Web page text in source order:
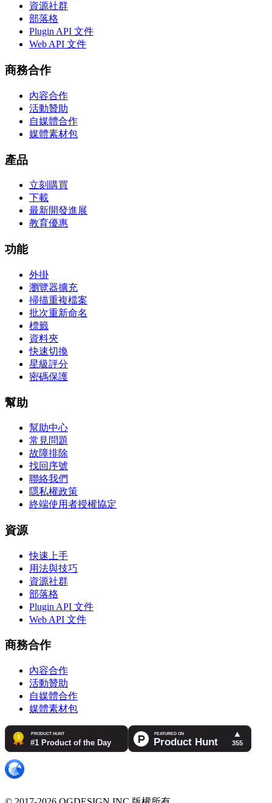
資源社群
部落格
Plugin API 文件
Web API 文件
商務合作
內容合作
活動贊助
自媒體合作
媒體素材包
產品
立刻購買
下載
最新開發進展
教育優惠
功能
外掛
瀏覽器擴充
掃描重複檔案
批次重新命名
標籤
資料夾
快速切換
星級評分
密碼保護
幫助
幫助中心
常見問題
故障排除
找回序號
聯絡我們
隱私權政策
終端使用者授權協定
資源
快速上手
用法與技巧
資源社群
部落格
Plugin API 文件
Web API 文件
商務合作
內容合作
活動贊助
自媒體合作
媒體素材包